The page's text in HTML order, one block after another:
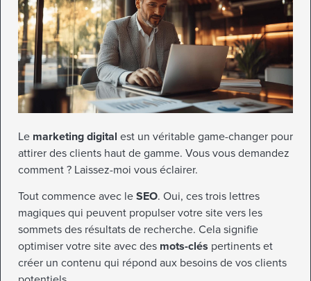
Le marketing digital est un véritable game-changer pour
attirer des clients haut de gamme. Vous vous demandez
comment ? Laissez-moi vous éclairer.
Tout commence avec le SEO. Oui, ces trois lettres
magiques qui peuvent propulser votre site vers les
sommets des résultats de recherche. Cela signifie
optimiser votre site avec des mots-clés pertinents et
créer un contenu qui répond aux besoins de vos clients